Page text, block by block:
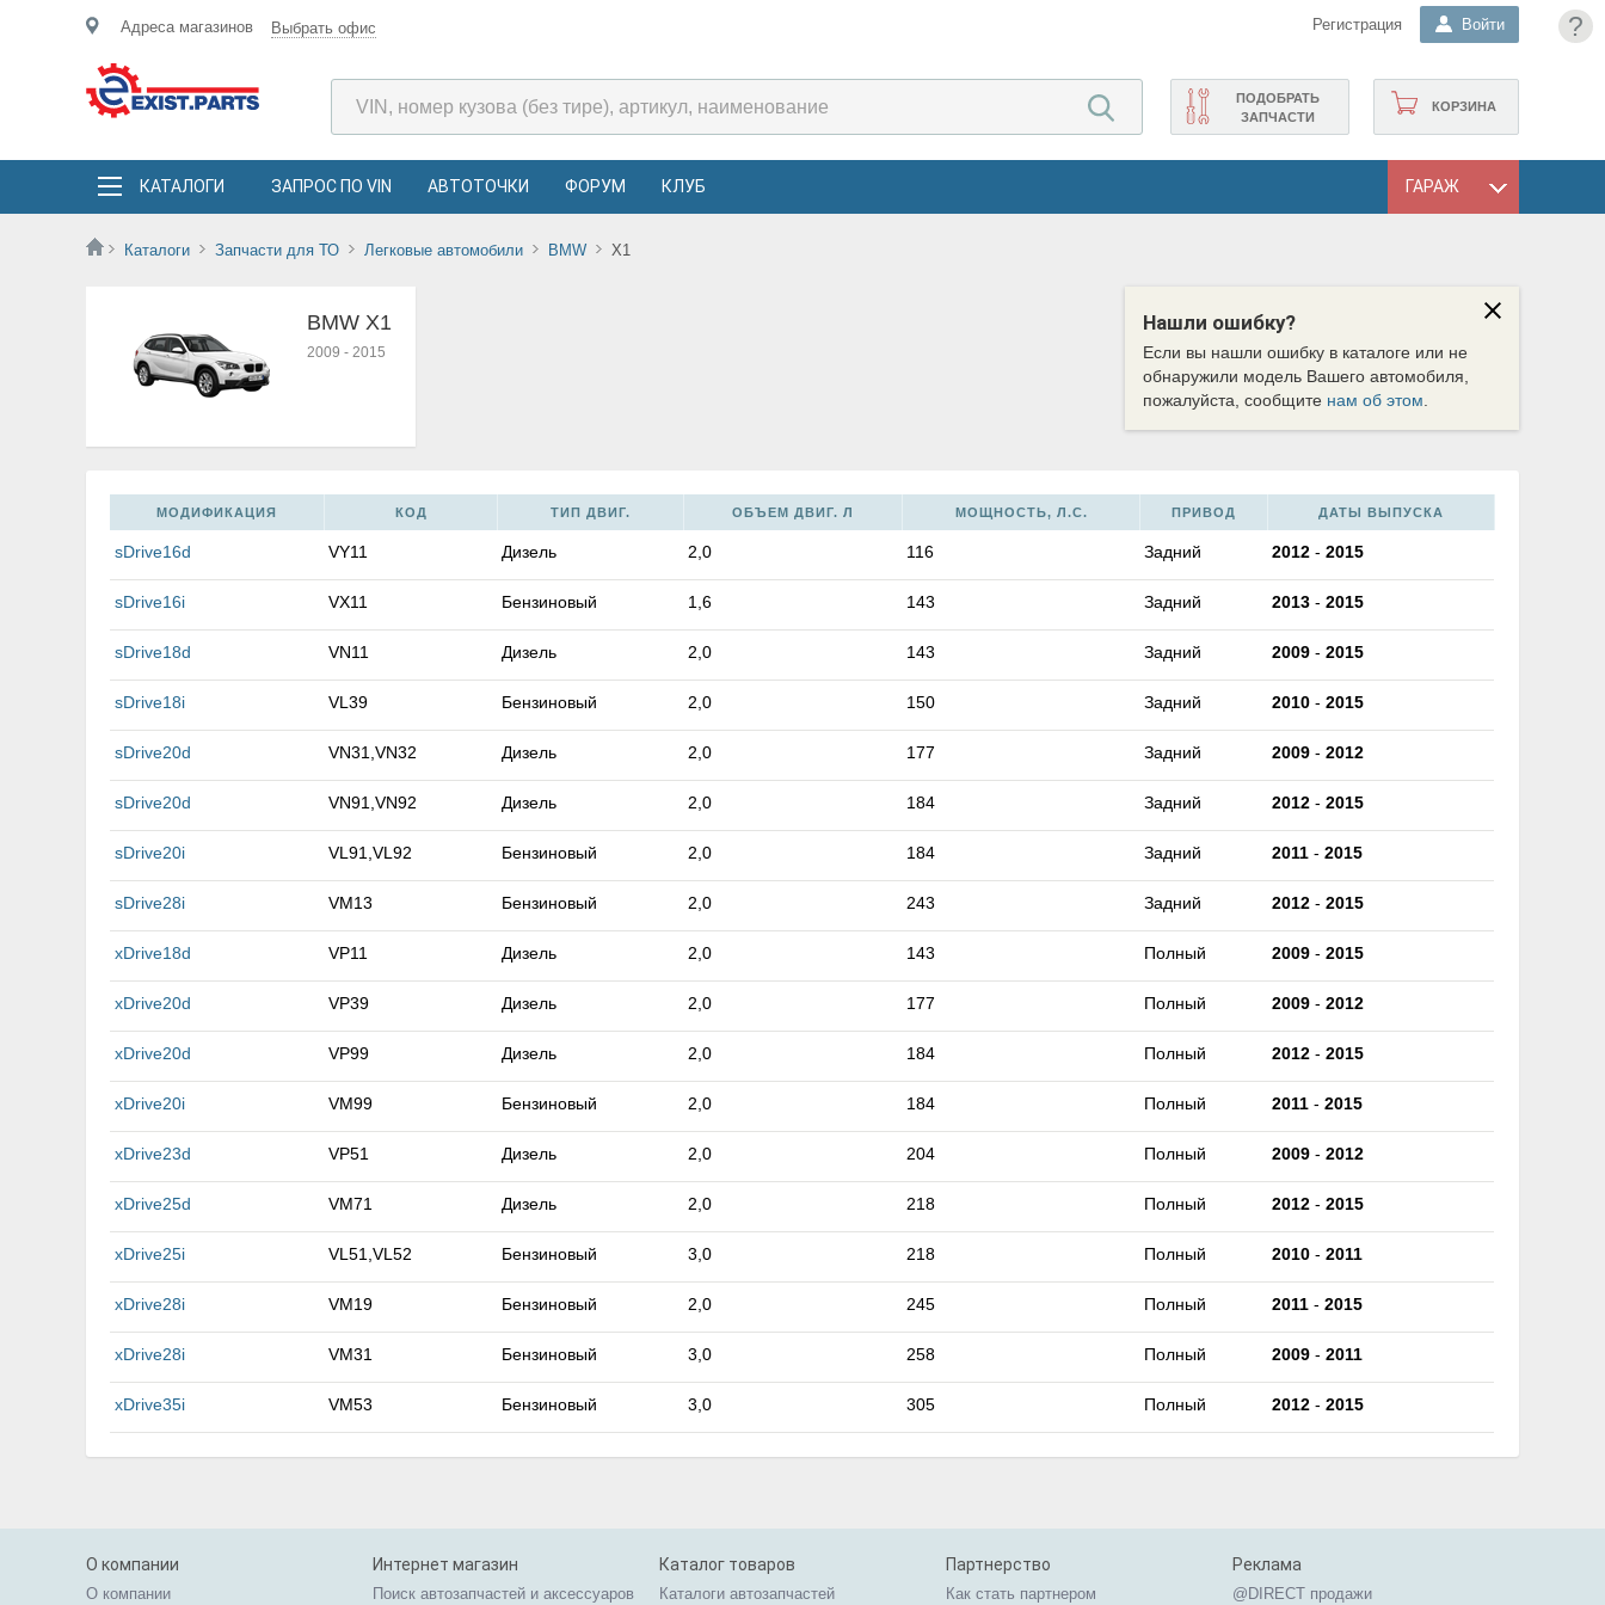
?
Адреса магазинов Выбрать офис Регистрация Войти
КОРЗИНА
ПОДОБРАТЬ
ЗАПЧАСТИ
КАТАЛОГИ ЗАПРОС ПО VIN АВТОТОЧКИ ФОРУМ КЛУБ ГАРАЖ
Каталоги Запчасти для ТО Легковые автомобили BMW X1
Нашли ошибку?
Если вы нашли ошибку в каталоге или не
обнаружили модель Вашего автомобиля,
пожалуйста, сообщите нам об этом
BMW X1
2009 - 2015
МОДИФИКАЦИЯ КОД ТИП ДВИГ. ОБЪЕМ ДВИГ. Л МОЩНОСТЬ, Л.С. ПРИВОД ДАТЫ ВЫПУСКА
sDrive16d VY11 Дизель 2,0 116 Задний 2012 - 2015
sDrive16i VX11 Бензиновый 1,6 143 Задний 2013 - 2015
sDrive18d VN11 Дизель 2,0 143 Задний 2009 - 2015
sDrive18i VL39 Бензиновый 2,0 150 Задний 2010 - 2015
sDrive20d VN31,VN32 Дизель 2,0 177 Задний 2009 - 2012
sDrive20d VN91,VN92 Дизель 2,0 184 Задний 2012 - 2015
sDrive20i VL91,VL92 Бензиновый 2,0 184 Задний 2011 - 2015
sDrive28i VM13 Бензиновый 2,0 243 Задний 2012 - 2015
xDrive18d VP11 Дизель 2,0 143 Полный 2009 - 2015
xDrive20d VP39 Дизель 2,0 177 Полный 2009 - 2012
xDrive20d VP99 Дизель 2,0 184 Полный 2012 - 2015
xDrive20i VM99 Бензиновый 2,0 184 Полный 2011 - 2015
xDrive23d VP51 Дизель 2,0 204 Полный 2009 - 2012
xDrive25d VM71 Дизель 2,0 218 Полный 2012 - 2015
xDrive25i VL51,VL52 Бензиновый 3,0 218 Полный 2010 - 2011
xDrive28i VM19 Бензиновый 2,0 245 Полный 2011 - 2015
xDrive28i VM31 Бензиновый 3,0 258 Полный 2009 - 2011
xDrive35i VM53 Бензиновый 3,0 305 Полный 2012 - 2015
О компании
О компании
Интернет магазин
Поиск автозапчастей и аксессуаров
Каталог товаров
Каталоги автозапчастей
Партнерство
Как стать партнером
Реклама
@DIRECT продажи